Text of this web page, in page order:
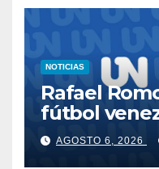
NOTICIAS
Rafael
fútbol
FCAGOSTO 6, 2026